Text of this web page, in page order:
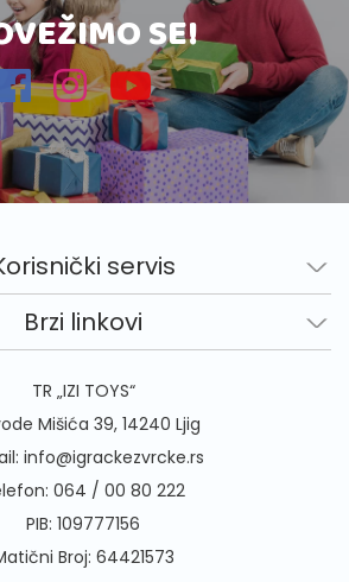
SE!
servis
Brzi linkovi
TR „IZI TOYS“
Mišića 39, 14240 Ljig
info@igrackezvrcke.rs
064 / 00 80 222
PIB: 109777156
Broj: 64421573